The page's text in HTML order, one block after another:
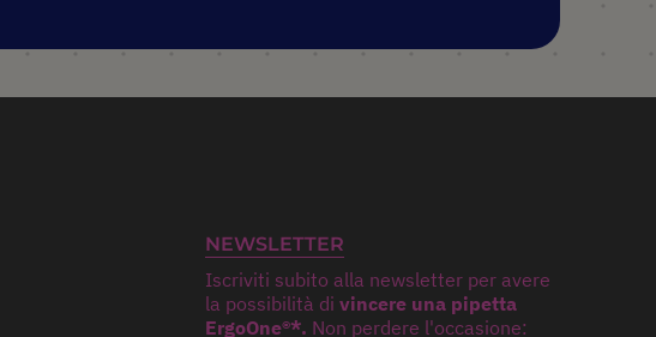
NEWSLETTER
Iscriviti subito alla newsletter per avere
la possibilità di vincere una pipetta
ErgoOne®*. Non perdere l'occasione: